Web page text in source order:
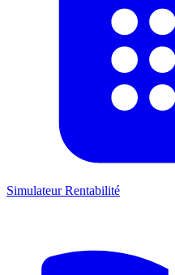
Simulateur Rentabilité